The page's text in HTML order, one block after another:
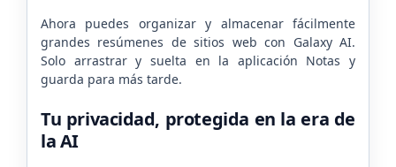
Ahora puedes organizar y almacenar fácilmente
grandes resúmenes de sitios web con Galaxy AI.
Solo arrastrar y suelta en la aplicación Notas y
guarda para más tarde.
Tu privacidad, protegida en la era de
la AI